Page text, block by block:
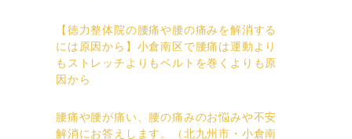
【徳力整体院の腰痛や腰の痛みを解消する
には原因から】小倉南区で腰痛は運動より
もストレッチよりもベルトを巻くよりも原
因から
腰痛や腰が痛い、腰の痛みのお悩みや不安
解消にお答えします。（北九州市・小倉南